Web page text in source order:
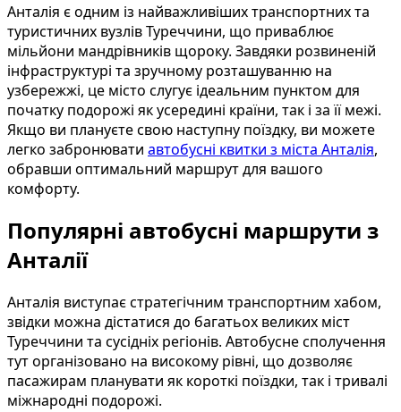
Анталія є одним із найважливіших транспортних та
туристичних вузлів Туреччини, що приваблює
мільйони мандрівників щороку. Завдяки розвиненій
інфраструктурі та зручному розташуванню на
узбережжі, це місто слугує ідеальним пунктом для
початку подорожі як усередині країни, так і за її межі.
Якщо ви плануєте свою наступну поїздку, ви можете
легко забронювати автобусні квитки з міста Анталія,
обравши оптимальний маршрут для вашого
комфорту.
Популярні автобусні маршрути з
Анталії
Анталія виступає стратегічним транспортним хабом,
звідки можна дістатися до багатьох великих міст
Туреччини та сусідніх регіонів. Автобусне сполучення
тут організовано на високому рівні, що дозволяє
пасажирам планувати як короткі поїздки, так і тривалі
міжнародні подорожі.